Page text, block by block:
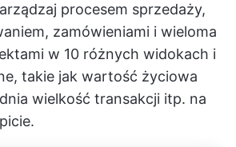
procesem sprzedaży,
zamówieniami i wieloma
w 10 różnych widokach i
takie jak wartość życiowa
wielkość transakcji itp. na